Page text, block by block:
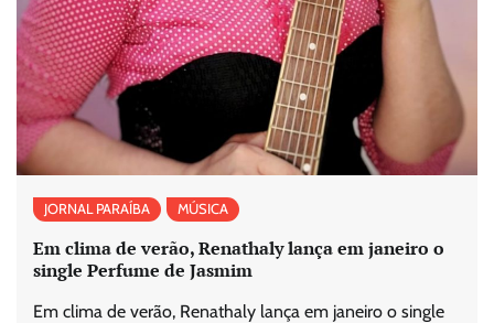
JORNAL PARAÍBA MÚSICA
Em clima de verão, Renathaly lança em janeiro o
single Perfume de Jasmim
Em clima de verão, Renathaly lança em janeiro o single